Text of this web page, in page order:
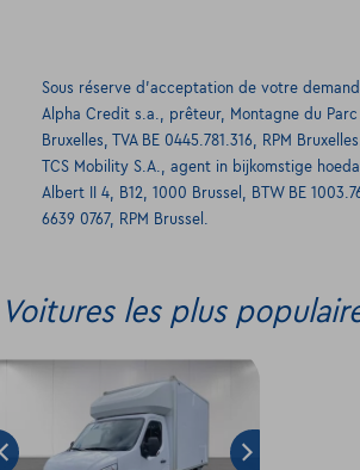
Sous réserve d’acceptation de votre
Alpha Credit s.a., prêteur, Montagne du
Bruxelles, TVA BE 0445.781.316, RPM
TCS Mobility S.A., agent in bijkomstige
Albert II 4, B12, 1000 Brussel, BTW BE
6639 0767, RPM Brussel.
Voitures les plus